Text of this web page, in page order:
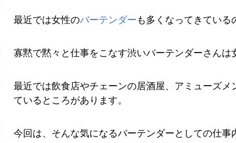
最近では女性のバーテンダー も多くなってきている
寡黙で黙々と仕事をこなす渋いバーテンダーさんは
最近では飲食店やチェーンの居酒屋、アミューズ
ているところがあります。
今回は、そんな気になるバーテンダーとしての仕事